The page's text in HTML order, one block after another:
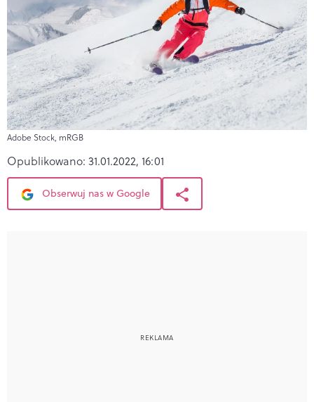
Adobe Stock, mRGB
Opublikowano: 31.01.2022, 16:01
Obserwuj nas w Google